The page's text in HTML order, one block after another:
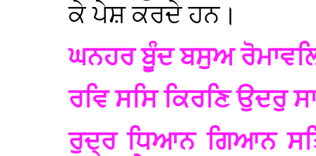
ਕੇ ਪੇਸ਼ ਕਰਦੇ ਹਨ।
ਘਨਹਰ ਬੂੰਦ ਬਸੁਅ
ਰਵਿ ਸਸਿ ਕਿਰਣਿ ਉਦਰੁ
ਰੁਦ੍ਰ ਧਿਆਨ ਗਿਆਨ